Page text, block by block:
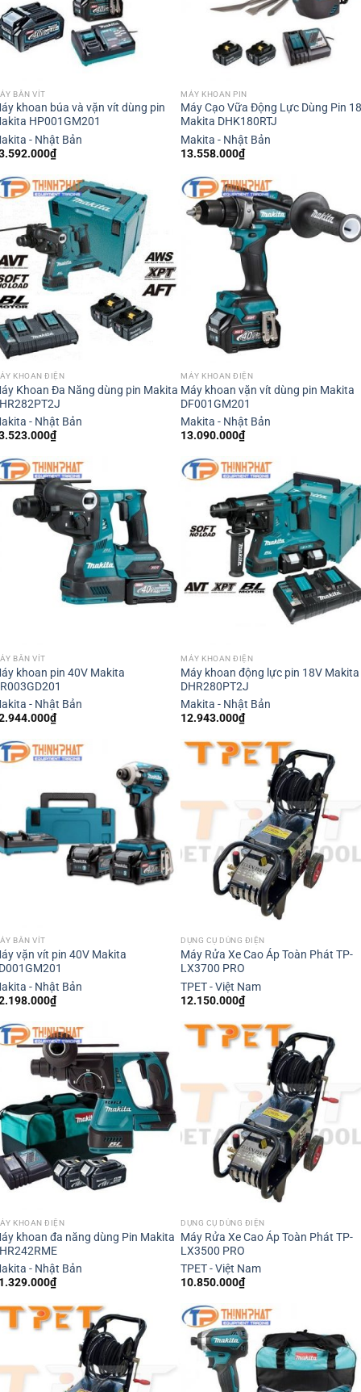
BẮN VÍT
khoan búa và vặn vít dùng pin
HP001GM201
- Nhật Bản
₫
MÁY KHOAN PIN
Máy Cạo Vữa Động Lực Dùng Pin
Makita DHK180RTJ
Makita - Nhật Bản
13.558.000₫
KHOAN ĐIỆN
Khoan Đa Năng dùng pin Makita
- Nhật Bản
₫
MÁY KHOAN ĐIỆN
Máy khoan vặn vít dùng pin Makita
DF001GM201
Makita - Nhật Bản
13.090.000₫
BẮN VÍT
khoan pin 40V Makita
- Nhật Bản
₫
MÁY KHOAN ĐIỆN
Máy khoan động lực pin 18V Makita
DHR280PT2J
Makita - Nhật Bản
12.943.000₫
BẮN VÍT
vặn vít pin 40V Makita
- Nhật Bản
₫
DỤNG CỤ DÙNG ĐIỆN
Máy Rửa Xe Cao Áp Toàn Phát TP-
LX3700 PRO
TPET - Việt Nam
12.150.000₫
KHOAN ĐIỆN
khoan đa năng dùng Pin Makita
- Nhật Bản
₫
DỤNG CỤ DÙNG ĐIỆN
Máy Rửa Xe Cao Áp Toàn Phát TP-
LX3500 PRO
TPET - Việt Nam
10.850.000₫